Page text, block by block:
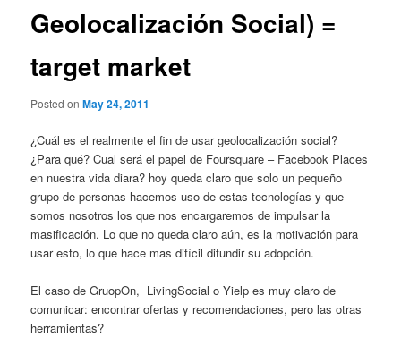
Geolocalización Social) =
target market
Posted onMay 24, 2011
¿Cuál es el realmente el fin de usar geolocalización social?
¿Para qué? Cual será el papel de Foursquare – Facebook Places
en nuestra vida diara? hoy queda claro que solo un pequeño
grupo de personas hacemos uso de estas tecnologías y que
somos nosotros los que nos encargaremos de impulsar la
masificación. Lo que no queda claro aún, es la motivación para
usar esto, lo que hace mas difícil difundir su adopción.
El caso de GruopOn, LivingSocial o Yielp es muy claro de
comunicar: encontrar ofertas y recomendaciones, pero las otras
herramientas?